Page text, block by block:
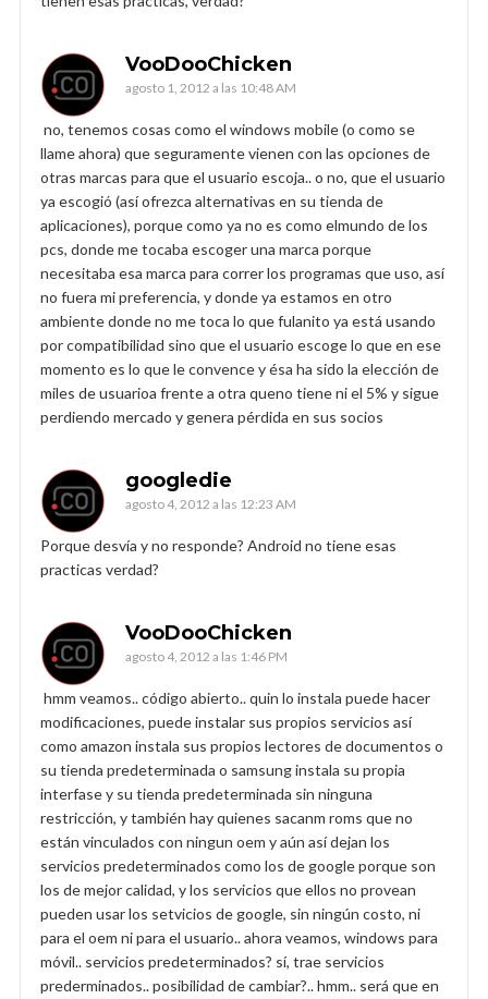
VooDooChicken
agosto 1, 2012 a las 10:48 AM
no, tenemos cosas como el windows mobile (o como se
llame ahora) que seguramente vienen con las opciones de
otras marcas para que el usuario escoja.. o no, que el usuario
ya escogió (así ofrezca alternativas en su tienda de
aplicaciones), porque como ya no es como elmundo de los
pcs, donde me tocaba escoger una marca porque
necesitaba esa marca para correr los programas que uso, así
no fuera mi preferencia, y donde ya estamos en otro
ambiente donde no me toca lo que fulanito ya está usando
por compatibilidad sino que el usuario escoge lo que en ese
momento es lo que le convence y ésa ha sido la elección de
miles de usuarioa frente a otra queno tiene ni el 5% y sigue
perdiendo mercado y genera pérdida en sus socios
googledie
agosto 4, 2012 a las 12:23 AM
Porque desvía y no responde? Android no tiene esas
practicas verdad?
VooDooChicken
agosto 4, 2012 a las 1:46 PM
hmm veamos.. código abierto.. quin lo instala puede hacer
modificaciones, puede instalar sus propios servicios así
como amazon instala sus propios lectores de documentos o
su tienda predeterminada o samsung instala su propia
interfase y su tienda predeterminada sin ninguna
restricción, y también hay quienes sacanm roms que no
están vinculados con ningun oem y aún así dejan los
servicios predeterminados como los de google porque son
los de mejor calidad, y los servicios que ellos no provean
pueden usar los setvicios de google, sin ningún costo, ni
para el oem ni para el usuario.. ahora veamos, windows para
móvil.. servicios predeterminados? sí, trae servicios
prederminados.. posibilidad de cambiar?.. hmm.. será que en